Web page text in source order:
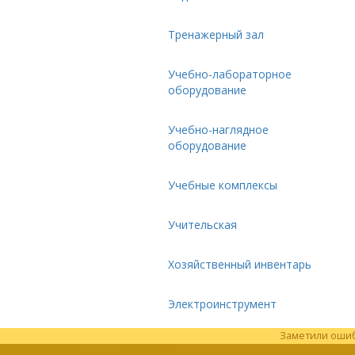
Тренажерный зал
Учебно-лабораторное
оборудование
Учебно-наглядное
оборудование
Учебные комплексы
Учительская
Хозяйственный инвентарь
Электроинструмент
Заметили